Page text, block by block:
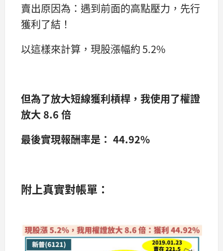
賣出原因為：遇到前面的高點壓力，先行
獲利了結！
以這樣來計算，現股漲幅約 5.2%
但為了放大短線獲利槓桿，我使用了權證
放大 8.6 倍
最後實現報酬率是： 44.92%
附上真實對帳單：